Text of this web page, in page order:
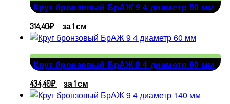
Круг бронзовый БрАЖ 9 4 диаметр 50 мм
314,40₽ за 1 см
Круг бронзовый БрАЖ 9 4 диаметр 60 мм
434,40₽ за 1 см